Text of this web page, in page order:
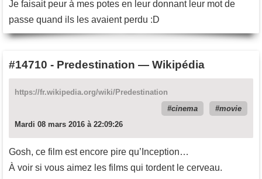
Je faisait peur à mes potes en leur donnant leur mot de
passe quand ils les avaient perdu :D
#14710 - Predestination — Wikipédia
https://fr.wikipedia.org/wiki/Predestination
cinema
movie
Mardi 08 mars 2016 à 22:09:26
Gosh, ce film est encore pire qu’Inception…
À voir si vous aimez les films qui tordent le cerveau.